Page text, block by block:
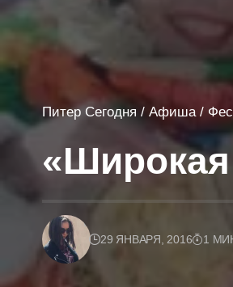
Питер Сегодня / Афиша/
29 ЯНВАРЯ, 2016 1